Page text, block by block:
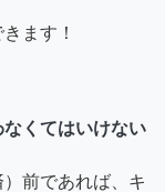
ます！
くてはいけない
前であれば、キ